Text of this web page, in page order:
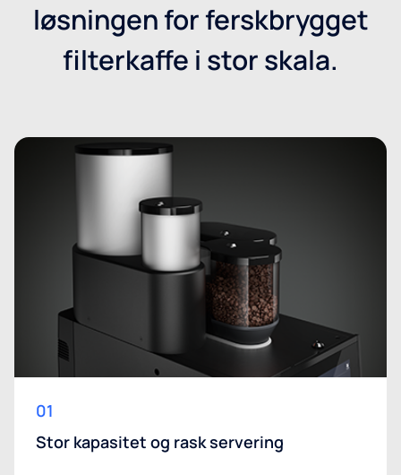
løsningen for ferskbrygget
filterkaffe i stor skala.
01
Stor kapasitet og rask servering